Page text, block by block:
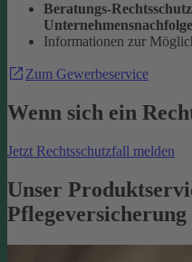
Beratungs-Rechtsschutz
Unternehmensnachfolge
Informationen zur
Zum Gewerbeservice
Wenn sich ein
Jetzt Rechtsschutzfall melden
Unser
Pflegeversicherung